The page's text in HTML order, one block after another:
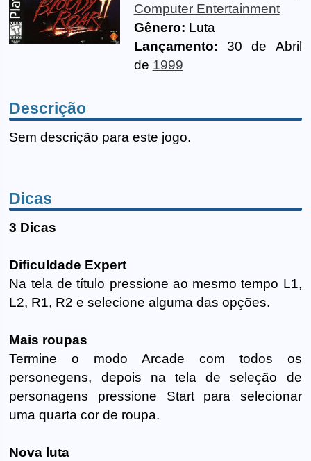
Computer Entertainment
Gênero: Luta
Lançamento: 30 de Abril
de 1999
Descrição
Sem descrição para este jogo.
Dicas
3 Dicas
Dificuldade Expert
Na tela de título pressione ao mesmo tempo L1,
L2, R1, R2 e selecione alguma das opções.
Mais roupas
Termine o modo Arcade com todos os
personegens, depois na tela de seleção de
personagens pressione Start para selecionar
uma quarta cor de roupa.
Nova luta